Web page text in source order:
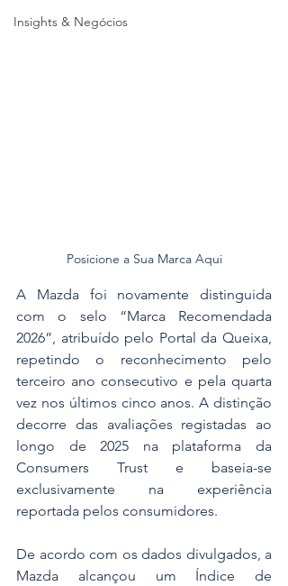
Insights & Negócios
Posicione a Sua Marca Aqui
A Mazda foi novamente distinguida
com o selo “Marca Recomendada
2026”, atribuído pelo Portal da Queixa,
repetindo o reconhecimento pelo
terceiro ano consecutivo e pela quarta
vez nos últimos cinco anos. A distinção
decorre das avaliações registadas ao
longo de 2025 na plataforma da
Consumers Trust e baseia-se
exclusivamente na experiência
reportada pelos consumidores.
De acordo com os dados divulgados, a
Mazda alcançou um Índice de